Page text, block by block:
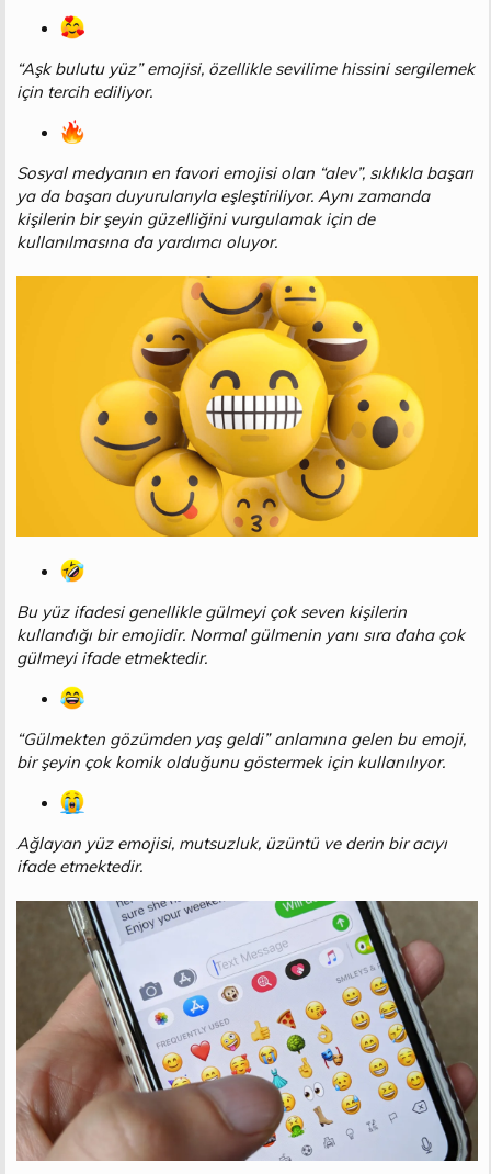
“Aşk bulutu yüz” emojisi, özellikle sevilime hissini sergilemek
için tercih ediliyor.
Sosyal medyanın en favori emojisi olan “alev”, sıklıkla başarı
ya da başarı duyurularıyla eşleştiriliyor. Aynı zamanda
kişilerin bir şeyin güzelliğini vurgulamak için de
kullanılmasına da yardımcı oluyor.
Bu yüz ifadesi genellikle gülmeyi çok seven kişilerin
kullandığı bir emojidir. Normal gülmenin yanı sıra daha çok
gülmeyi ifade etmektedir.
“Gülmekten gözümden yaş geldi” anlamına gelen bu emoji,
bir şeyin çok komik olduğunu göstermek için kullanılıyor.
Ağlayan yüz emojisi, mutsuzluk, üzüntü ve derin bir acıyı
ifade etmektedir.